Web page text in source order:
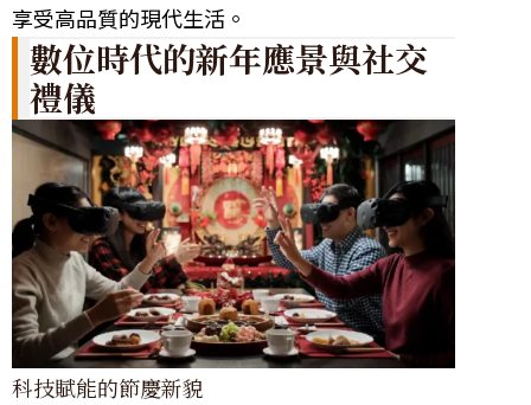
享受高品質的現代生活。
數位時代的新年應景與社交
禮儀
科技賦能的節慶新貌